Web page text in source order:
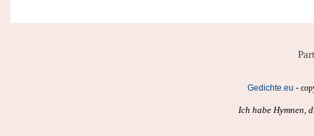
Gedichte.eu -
Ich habe Hymnen,